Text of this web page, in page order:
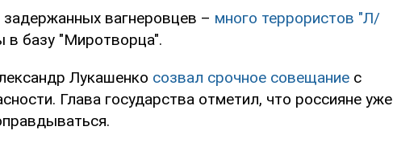
вагнеровцев – много террористов "Л/
в базу "Миротворца".
Лукашенко созвал срочное совещание с
Глава государства отметил, что россияне уже